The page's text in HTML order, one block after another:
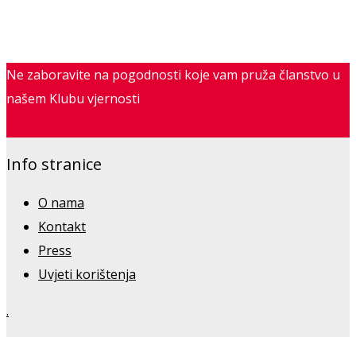
Ne zaboravite na pogodnosti koje vam pruža članstvo u
našem Klubu vjernosti
Info stranice
O nama
Kontakt
Press
Uvjeti korištenja
.